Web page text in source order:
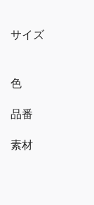
サイズ
色
品番
素材